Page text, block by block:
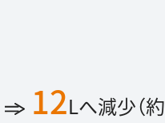
12Lへ減少（約